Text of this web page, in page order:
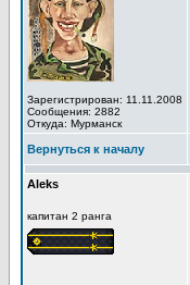
Зарегистрирован: 11.11.2008
Сообщения: 2882
Откуда: Мурманск
Вернуться к началу
Aleks
капитан 2 ранга